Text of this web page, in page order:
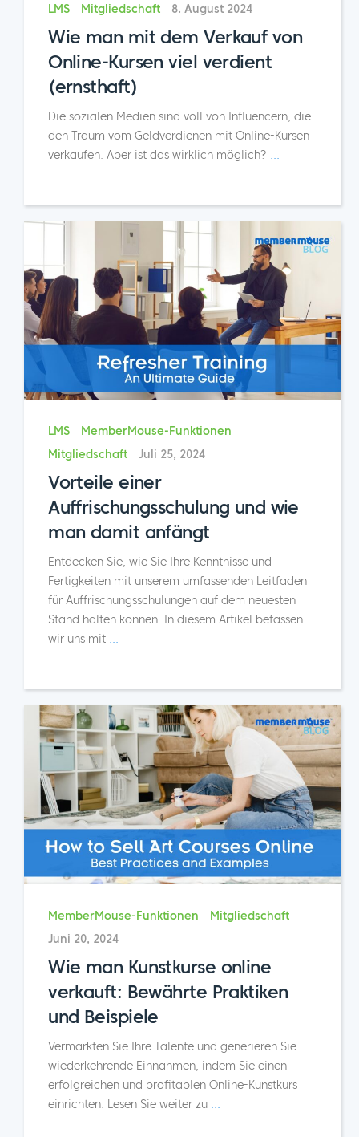
LMS Mitgliedschaft 8. August 2024
Wie man mit dem Verkauf von
Online-Kursen viel verdient
(ernsthaft)
Die sozialen Medien sind voll von Influencern, die
den Traum vom Geldverdienen mit Online-Kursen
verkaufen. Aber ist das wirklich möglich? ...
LMS
MemberMouse-Funktionen
Mitgliedschaft
Juli 25, 2024
Vorteile einer
Auffrischungsschulung und wie
man damit anfängt
Entdecken Sie, wie Sie Ihre Kenntnisse und
Fertigkeiten mit unserem umfassenden Leitfaden
für Auffrischungsschulungen auf dem neuesten
Stand halten können. In diesem Artikel befassen
wir uns mit ...
MemberMouse-Funktionen
Mitgliedschaft
Juni 20, 2024
Wie man Kunstkurse online
verkauft: Bewährte Praktiken
und Beispiele
Vermarkten Sie Ihre Talente und generieren Sie
wiederkehrende Einnahmen, indem Sie einen
erfolgreichen und profitablen Online-Kunstkurs
einrichten. Lesen Sie weiter zu ...